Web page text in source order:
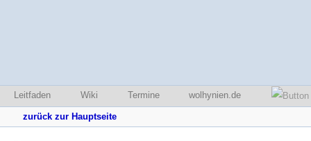
Leitfaden Wiki Termine wolhynien.de
zurück zur Hauptseite